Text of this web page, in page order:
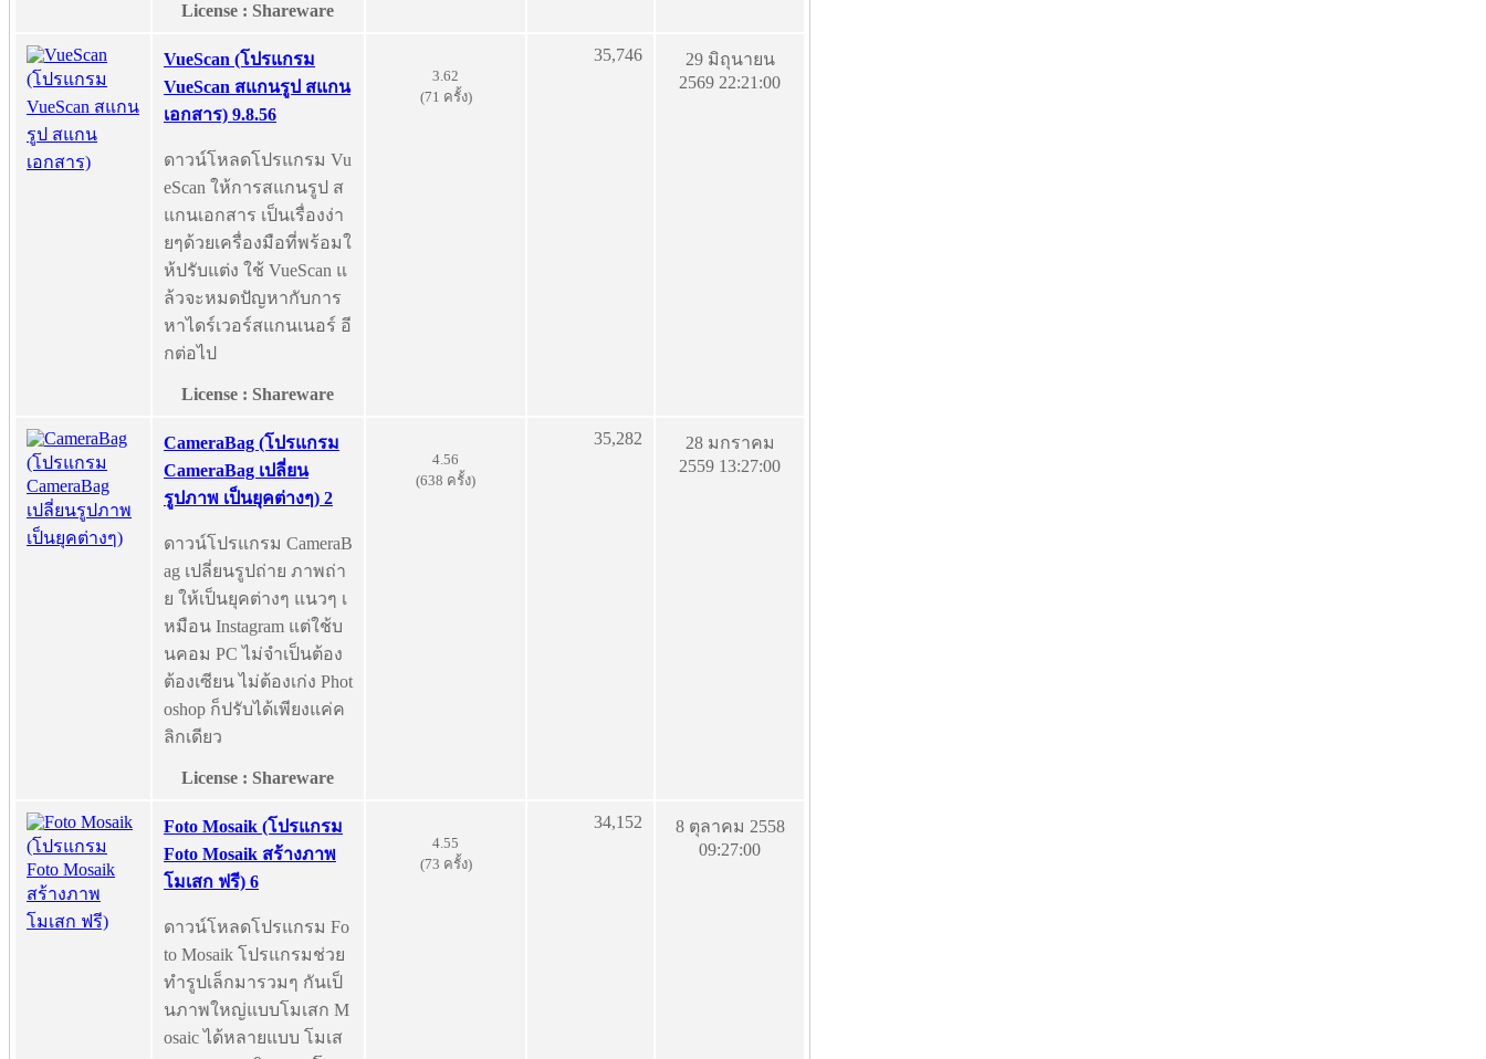
License : Shareware
VueScan (โปรแกรม
VueScan สแกนรูป สแกน
เอกสาร) 9.8.56
ดาวน์โหลดโปรแกรม Vu
eScan ให้การสแกนรูป ส
แกนเอกสาร เป็นเรื่องง่า
ยๆด้วยเครื่องมือที่พร้อมใ
ห้ปรับแต่ง ใช้ VueScan แ
ล้วจะหมดปัญหากับการ
หาไดร์เวอร์สแกนเนอร์ อี
กต่อไป
License : Shareware
3.62
(71 ครั้ง)
35,746
29 มิถุนายน
2569 22:21:00
CameraBag (โปรแกรม
CameraBag เปลี่ยน
รูปภาพ เป็นยุคต่างๆ) 2
ดาวน์โปรแกรม CameraB
ag เปลี่ยนรูปถ่าย ภาพถ่า
ย ให้เป็นยุคต่างๆ แนวๆ เ
หมือน Instagram แต่ใช้บ
นคอม PC ไม่จำเป็นต้อง
ต้องเซียน ไม่ต้องเก่ง Phot
oshop ก็ปรับได้เพียงแค่ค
ลิกเดียว
License : Shareware
4.56
(638 ครั้ง)
35,282
28 มกราคม
2559 13:27:00
Foto Mosaik (โปรแกรม
Foto Mosaik สร้างภาพ
โมเสก ฟรี) 6
ดาวน์โหลดโปรแกรม Fo
to Mosaik โปรแกรมช่วย
ทำรูปเล็กมารวมๆ กันเป็
นภาพใหญ่แบบโมเสก M
osaic ได้หลายแบบ โมเส
4.55
(73 ครั้ง)
34,152
8 ตุลาคม 2558
09:27:00